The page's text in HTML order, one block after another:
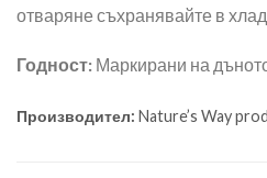
отваряне съхранявайте в
Годност: Маркирани на
Производител: Nature’s Way